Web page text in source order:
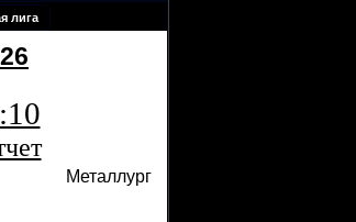
лига
Металлург